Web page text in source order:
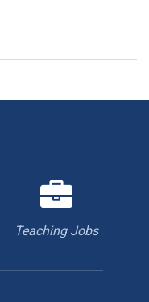
with
Maps
Teaching Jobs